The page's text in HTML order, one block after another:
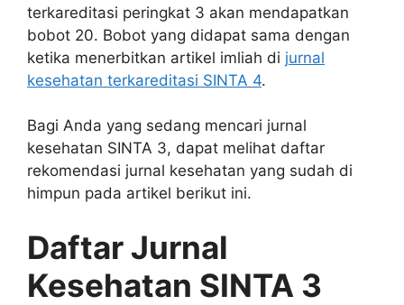
terkareditasi peringkat 3 akan mendapatkan
bobot 20. Bobot yang didapat sama dengan
ketika menerbitkan artikel imliah di jurnal
kesehatan terkareditasi SINTA 4.
Bagi Anda yang sedang mencari jurnal
kesehatan SINTA 3, dapat melihat daftar
rekomendasi jurnal kesehatan yang sudah di
himpun pada artikel berikut ini.
Daftar Jurnal
Kesehatan SINTA 3